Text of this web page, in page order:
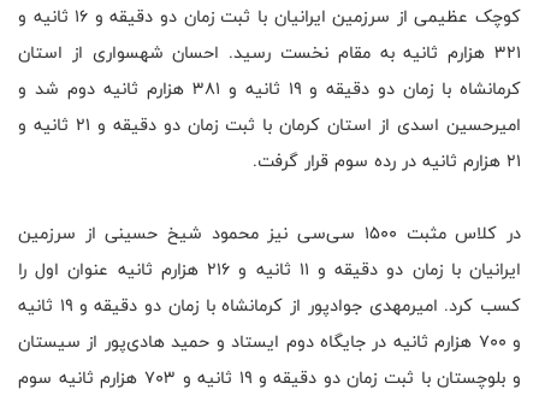
کوچک عظیمی از سرزمین ایرانیان با ثبت زمان دو دقیقه و ۱۶ ثانیه و
۳۲۱ هزارم ثانیه به مقام نخست رسید. احسان شهسواری از استان
کرمانشاه با زمان دو دقیقه و ۱۹ ثانیه و ۳۸۱ هزارم ثانیه دوم شد و
امیرحسین اسدی از استان کرمان با ثبت زمان دو دقیقه و ۲۱ ثانیه و
۲۱ هزارم ثانیه در رده سوم قرار گرفت.
در کلاس مثبت ۱۵۰۰ سی‌سی نیز محمود شیخ حسینی از سرزمین
ایرانیان با زمان دو دقیقه و ۱۱ ثانیه و ۲۱۶ هزارم ثانیه عنوان اول را
کسب کرد. امیرمهدی جوادپور از کرمانشاه با زمان دو دقیقه و ۱۹ ثانیه
و ۷۰۰ هزارم ثانیه در جایگاه دوم ایستاد و حمید هادی‌پور از سیستان
و بلوچستان با ثبت زمان دو دقیقه و ۱۹ ثانیه و ۷۰۳ هزارم ثانیه سوم